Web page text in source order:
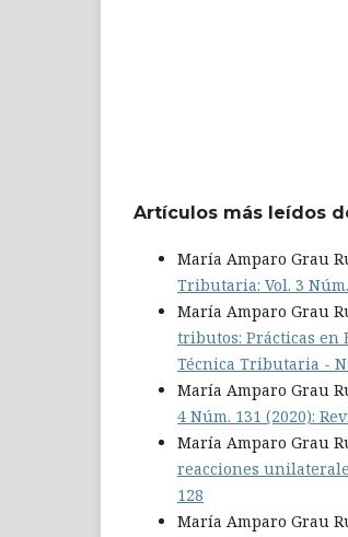
Artículos más leídos
María Amparo Grau
Tributaria: Vol. 3
María Amparo Grau
tributos: Prácticas en
Técnica Tributaria -
María Amparo Grau
4 Núm. 131 (2020):
María Amparo Grau
reacciones
128
María Amparo Grau